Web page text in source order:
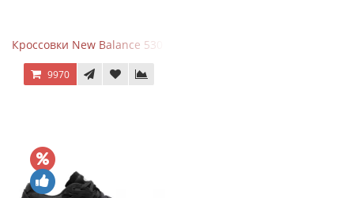
Кроссовки New Balance 530 Grey Matter Harbor Grey
9970